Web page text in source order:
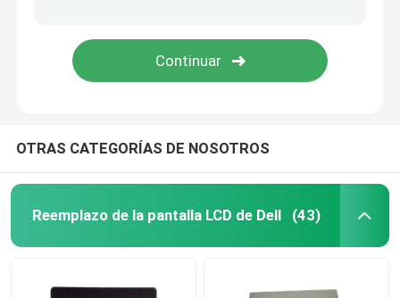
OTRAS CATEGORÍAS DE NOSOTROS
Reemplazo de la pantalla LCD de Dell (43)